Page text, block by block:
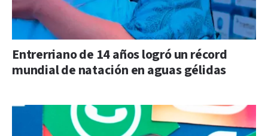
Entrerriano de 14 años logró un récord
mundial de natación en aguas gélidas